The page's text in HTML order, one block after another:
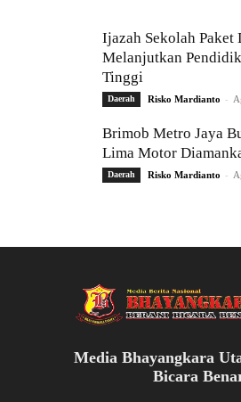
Ijazah Sekolah
Melanjutkan
Tinggi
Daerah Risko Mardianto -
Brimob Metro Jaya
Lima Motor
Daerah Risko Mardianto -
Media Bhayangkara
Bicara